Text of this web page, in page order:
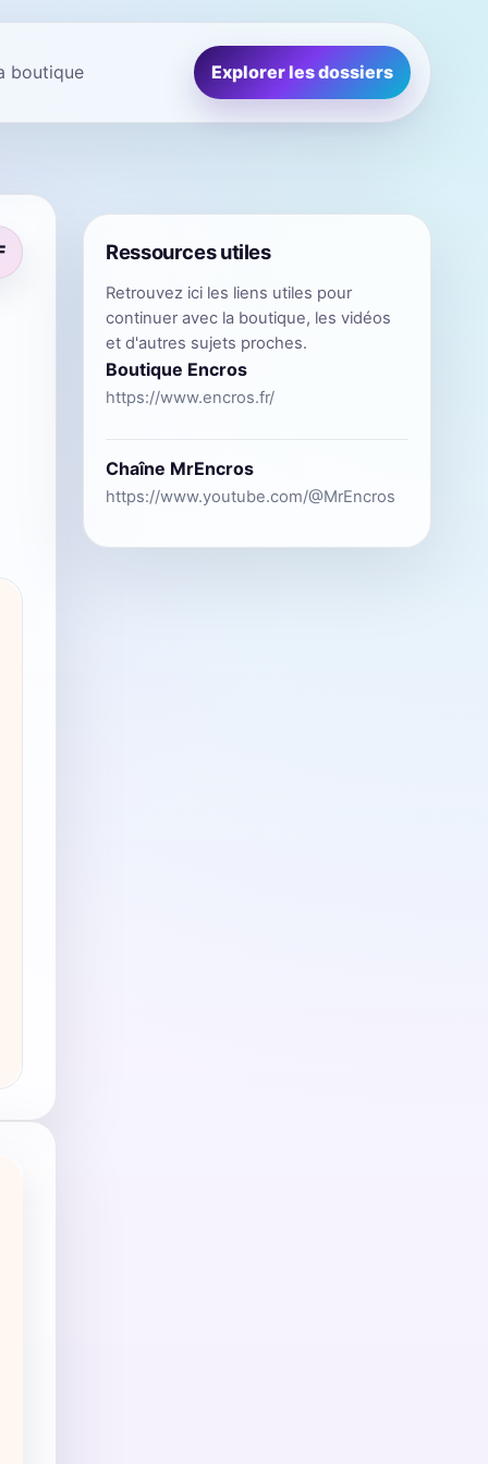
boutique Explorer les dossiers
Ressources utiles
Retrouvez ici les liens utiles pour
continuer avec la boutique, les vidéos
et d'autres sujets proches.
Boutique Encros
https://www.encros.fr/
Chaîne MrEncros
https://www.youtube.com/@MrEncros